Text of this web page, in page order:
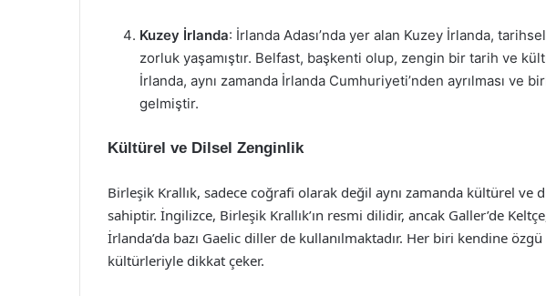
Kuzey İrlanda: İrlanda Adası’nda yer alan Kuzey İrlanda,
zorluk yaşamıştır. Belfast, başkenti olup, zengin bir tarih ve
İrlanda, aynı zamanda İrlanda Cumhuriyeti’nden ayrılması ve
gelmiştir.
Kültürel ve Dilsel Zenginlik
Birleşik Krallık, sadece coğrafi olarak değil aynı zamanda kültürel ve
sahiptir. İngilizce, Birleşik Krallık’ın resmi dilidir, ancak Galler’de
İrlanda’da bazı Gaelic diller de kullanılmaktadır. Her biri kendine
kültürleriyle dikkat çeker.